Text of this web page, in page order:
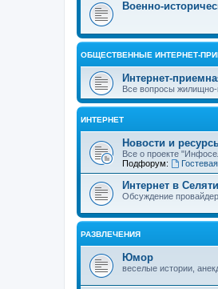
Военно-
ОБЩЕСТВЕННЫЕ ИНТЕРНЕТ-
Интернет-
Все вопросы
ИНТЕРНЕТ
Новости и
Все о проекте
Подфорум:
Интернет в
Обсуждение
РАЗВЛЕЧЕНИЯ
Юмор
веселые истории,